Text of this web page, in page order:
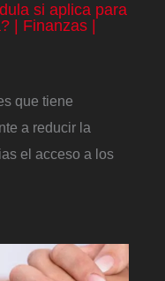
si aplica para
| Finanzas |
que tiene
a reducir la
el acceso a los